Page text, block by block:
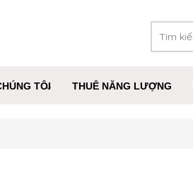
TÔI THUÊ NĂNG LƯỢNG